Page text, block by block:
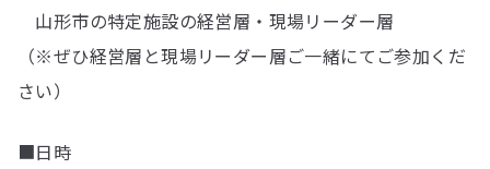
⼭形市の特定施設の経営層・現場リーダー層
（※ぜひ経営層と現場リーダー層ご⼀緒にてご参加くだ
さい）
■日時